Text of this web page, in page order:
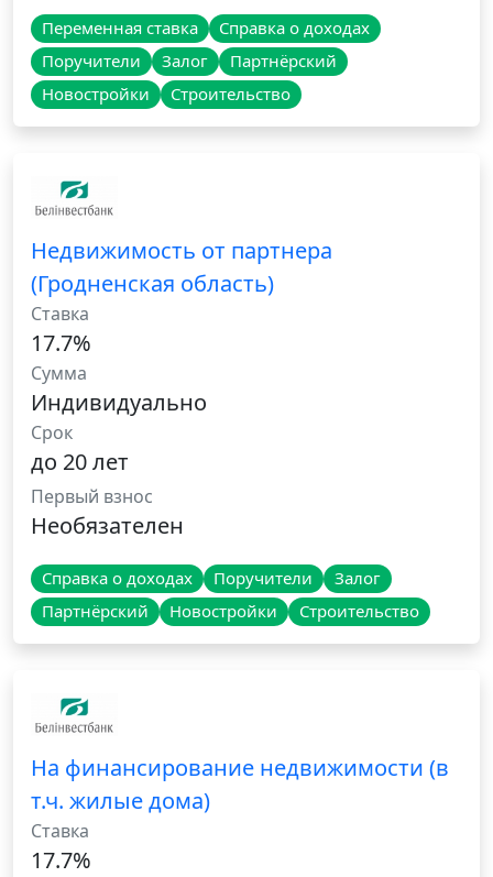
Переменная ставка
Справка о доходах
Поручители
Залог
Партнёрский
Новостройки
Строительство
Недвижимость от партнера
(Гродненская область)
Ставка
17.7%
Сумма
Индивидуально
Срок
до 20 лет
Первый взнос
Необязателен
Справка о доходах Поручители
Залог
Партнёрский
Новостройки Строительство
На финансирование недвижимости (в
т.ч. жилые дома)
Ставка
17.7%